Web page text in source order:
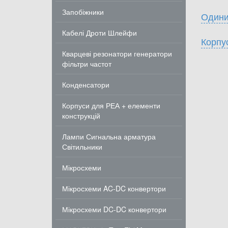
Запобіжники
Кабелі Дроти Шлейфи
Кварцеві резонатори генератори
фільтри частот
Конденсатори
Корпуси для РЕА + елементи
конструкцій
Лампи Сигнальна арматура
Світильники
Мікросхеми
Мікросхеми AC-DC конвертори
Мікросхеми DC-DC конвертори